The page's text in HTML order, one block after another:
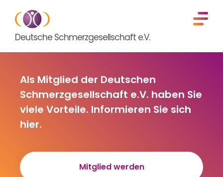
Deutsche Schmerzgesellschaft e.V.
Als Mitglied der Deutschen
Schmerzgesellschaft e.V. haben Sie
viele Vorteile. Informieren Sie sich
hier.
Mitglied werden